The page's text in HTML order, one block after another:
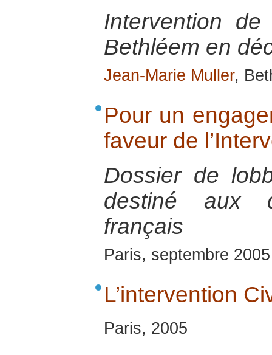
Intervention
Bethléem en
Jean-Marie Muller,
Pour un
faveur de
Dossier de
destiné aux
français
Paris, septembre 2005
L’intervention
Paris, 2005